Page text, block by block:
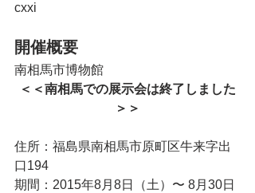
cxxi
開催概要
南相馬市博物館
＜＜南相馬での展示会は終了しました
＞＞
住所：福島県南相馬市原町区牛来字出
口194
期間：2015年8月8日（土）〜 8月30日